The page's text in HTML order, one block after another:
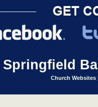
Springfield
Church